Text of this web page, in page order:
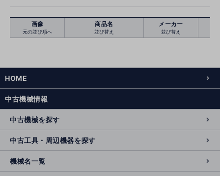
画像
元の並び順へ
商品名
並び替え
メーカー
並び替え
HOME
中古機械情報
中古機械を探す
中古工具・周辺機器を探す
機械名一覧